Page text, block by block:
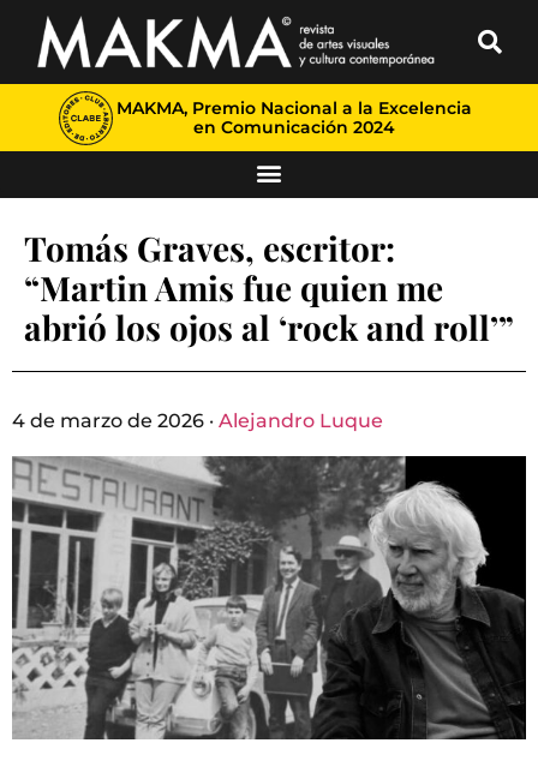
MAKMA, Premio Nacional a la Excelencia
en Comunicación 2024
Tomás Graves, escritor:
“Martin Amis fue quien me
abrió los ojos al ‘rock and roll’”
4 de marzo de 2026 · Alejandro Luque